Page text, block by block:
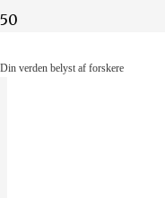
Din verden belyst af forskere